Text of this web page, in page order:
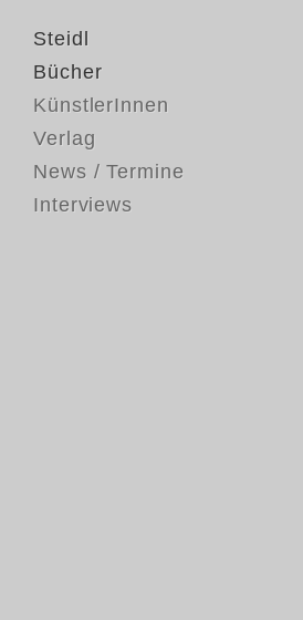
Steidl
Bücher
KünstlerInnen
Verlag
News / Termine
Interviews